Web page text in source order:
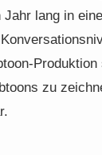
lang in
zu